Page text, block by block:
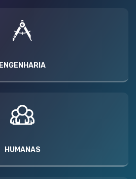
ENGENHARIA
HUMANAS